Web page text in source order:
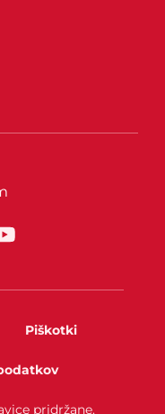
Piškotki
pridržane.